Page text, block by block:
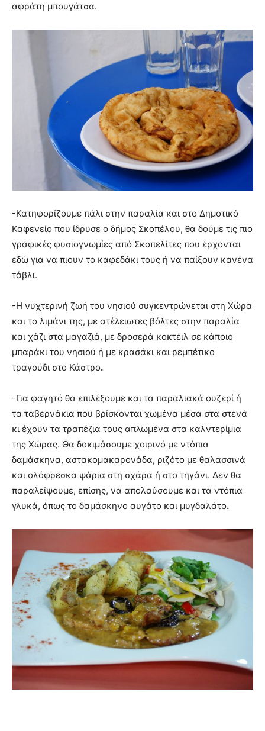
αφράτη μπουγάτσα.
-Κατηφορίζουμε πάλι στην παραλία και στο Δημοτικό
Καφενείο που ίδρυσε ο δήμος Σκοπέλου, θα δούμε τις πιο
γραφικές φυσιογνωμίες από Σκοπελίτες που έρχονται
εδώ για να πιουν το καφεδάκι τους ή να παίξουν κανένα
τάβλι.
-Η νυχτερινή ζωή του νησιού συγκεντρώνεται στη Χώρα
και το λιμάνι της, με ατέλειωτες βόλτες στην παραλία
και χάζι στα μαγαζιά, με δροσερά κοκτέιλ σε κάποιο
μπαράκι του νησιού ή με κρασάκι και ρεμπέτικο
τραγούδι στο Κάστρο.
-Για φαγητό θα επιλέξουμε και τα παραλιακά ουζερί ή
τα ταβερνάκια που βρίσκονται χωμένα μέσα στα στενά
κι έχουν τα τραπέζια τους απλωμένα στα καλντερίμια
της Χώρας. Θα δοκιμάσουμε χοιρινό με ντόπια
δαμάσκηνα, αστακομακαρονάδα, ριζότο με θαλασσινά
και ολόφρεσκα ψάρια στη σχάρα ή στο τηγάνι. Δεν θα
παραλείψουμε, επίσης, να απολαύσουμε και τα ντόπια
γλυκά, όπως το δαμάσκηνο αυγάτο και μυγδαλάτο.